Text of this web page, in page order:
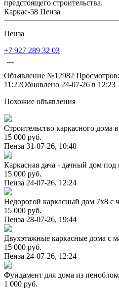
предстоящего строительства.
Каркас-58 Пенза
Пенза
+7 927 289 32 03
---
Объявление №12982
11:22Обновлено 24-07-26 в 12:23
Похожие объявления
Строительство каркасного дома
15 000 руб.
Пенза 31-07-26, 10:40
Каркасная дача - дачный дом
15 000 руб.
Пенза 24-07-26, 12:24
Недорогой каркасный дом 7х8 с
15 000 руб.
Пенза 28-07-26, 19:44
Двухэтажные каркасные дома с
15 000 руб.
Пенза 24-07-26, 12:24
Фундамент для дома из
1 000 руб.